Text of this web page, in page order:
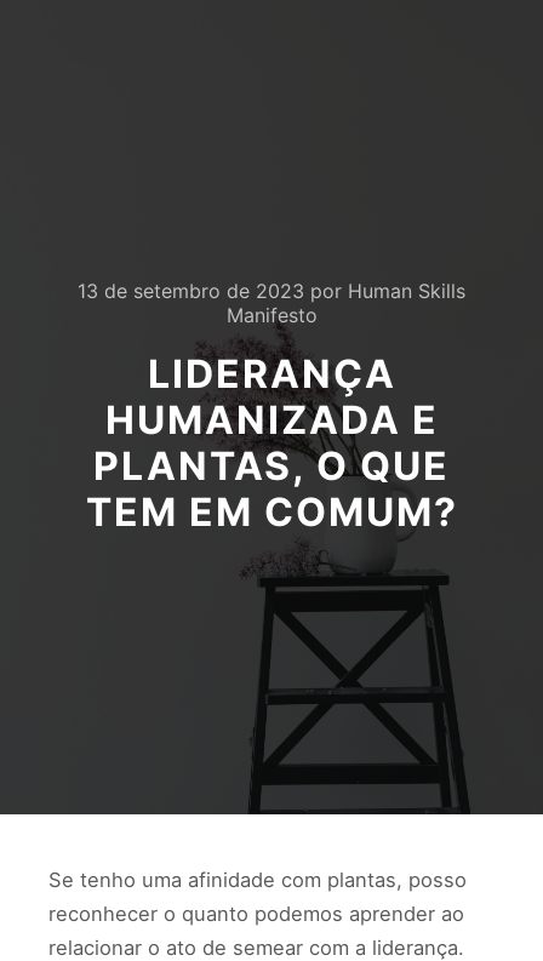
13 de setembro de 2023 por Human Skills
Manifesto
LIDERANÇA
HUMANIZADA E
PLANTAS, O QUE
TEM EM COMUM?
Se tenho uma afinidade com plantas, posso
reconhecer o quanto podemos aprender ao
relacionar o ato de semear com a liderança.